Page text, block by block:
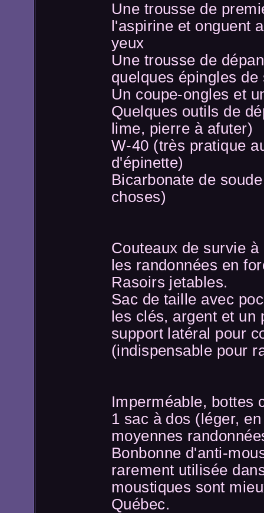
Une trousse de
l'aspirine et onguent
yeux
Une trousse de
quelques épingles de
Un coupe-ongles et
Quelques outils de
lime, pierre à afuter)
W-40 (très pratique
d'épinette)
Bicarbonate de
choses)
Couteaux de survie
les randonnées en
Rasoirs jetables.
Sac de taille avec
les clés, argent et
support latéral pour
(indispensable pour
Imperméable, bottes
1 sac à dos (léger,
moyennes
Bonbonne d'anti-
rarement utilisée
moustiques sont
Québec.